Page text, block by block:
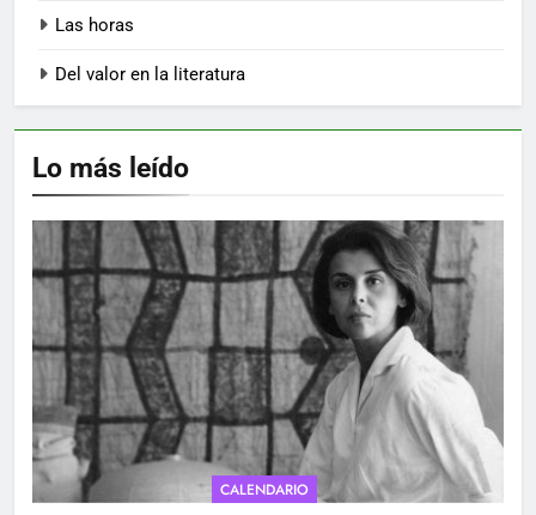
Las horas
Del valor en la literatura
Lo más leído
CALENDARIO